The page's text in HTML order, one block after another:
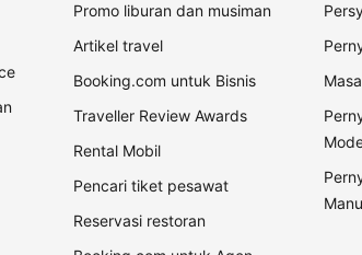
Promo liburan dan musiman
Artikel travel
Booking.com untuk Bisnis
Traveller Review Awards
Rental Mobil
Pencari tiket pesawat
Reservasi restoran